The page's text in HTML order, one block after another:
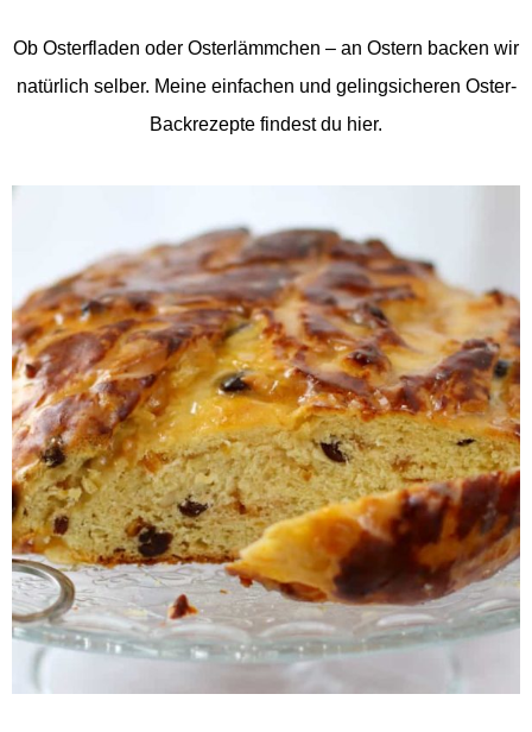
Ob Osterfladen oder Osterlämmchen – an Ostern backen wir
natürlich selber. Meine einfachen und gelingsicheren Oster-
Backrezepte findest du hier.